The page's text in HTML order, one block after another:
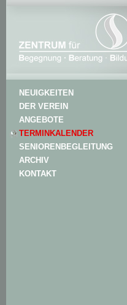
NEUIGKEITEN
DER VEREIN
ANGEBOTE
TERMINKALENDER
SENIORENBEGLEITUNG
ARCHIV
KONTAKT